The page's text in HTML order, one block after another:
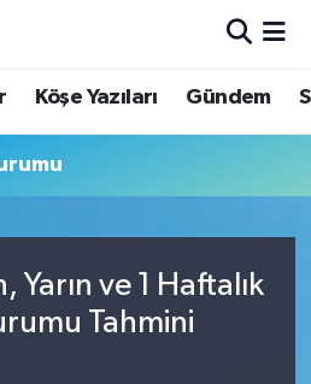
Köşe Yazıları Gündem
Yarın ve 1 Haftalık
Tahmini
ve Fikstür